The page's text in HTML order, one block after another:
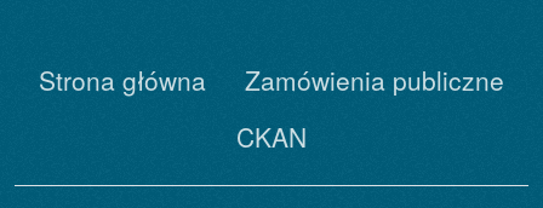
Strona główna
Zamówienia publiczne
CKAN